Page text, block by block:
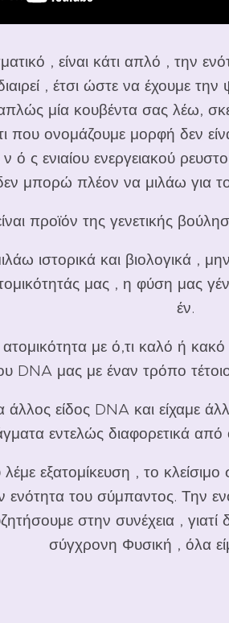
, είναι κάτι απλό , την
, έτσι ώστε να έχουμε
μία κουβέντα σας λέω,
τι που ονομάζουμε μορφή δεν
ς ενιαίου ενεργειακού
μπορώ πλέον να μιλάω για
προϊόν της γενετικής
ιστορικά και βιολογικά ,
μας , η φύση μας
έν.
με ό,τι καλό ή κακό
DNA μας με έναν τρόπο
είδος DNA και είχαμε
εντελώς διαφορετικά από
εξατομίκευση , το
του σύμπαντος. Την
στην συνέχεια , γιατί
σύγχρονη Φυσική , όλα